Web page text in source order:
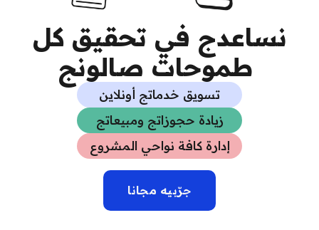
نساعدج في تحقيق كل
تسويق خدماتج أونلاين
زيادة حجوزاتج ومبيعاتج
إدارة كافة نواحي المشروع
جرّبيه مجانا